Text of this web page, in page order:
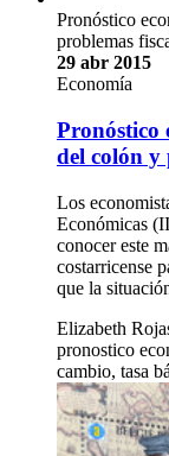
Pronóstico
problemas
29 abr 2015
Economía
Pronóstico
del colón y
Los
Económicas
conocer este
costarricense
que la
Elizabeth
pronostico
cambio, tasa